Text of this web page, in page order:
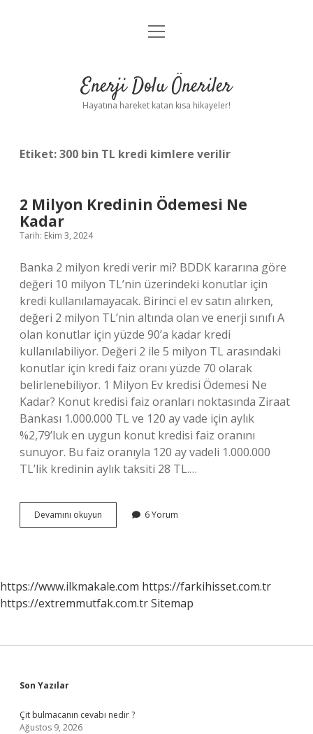
Anasayfa
Yasal Uyarı
menüyü
Enerji Dolu Öneriler
Hayatına hareket katan kısa hikayeler!
Etiket:300 bin TL kredi kimlere verilir
2 Milyon Kredinin Ödemesi Ne
Kadar
Tarih: Ekim 3, 2024
Banka 2 milyon kredi verir mi? BDDK kararına göre
değeri 10 milyon TL’nin üzerindeki konutlar için
kredi kullanılamayacak. Birinci el ev satın alırken,
değeri 2 milyon TL’nin altında olan ve enerji sınıfı A
olan konutlar için yüzde 90’a kadar kredi
kullanılabiliyor. Değeri 2 ile 5 milyon TL arasındaki
konutlar için kredi faiz oranı yüzde 70 olarak
belirlenebiliyor. 1 Milyon Ev kredisi Ödemesi Ne
Kadar? Konut kredisi faiz oranları noktasında Ziraat
Bankası 1.000.000 TL ve 120 ay vade için aylık
%2,79’luk en uygun konut kredisi faiz oranını
sunuyor. Bu faiz oranıyla 120 ay vadeli 1.000.000
TL’lik kredinin aylık taksiti 28 TL.…
Devamını okuyun
Milyon
6 Yorum
https://www.ilkmakale.com https://farkihisset.com.tr
https://extremmutfak.com.trSitemap
Sidebar
Son Yazılar
Çit bulmacanın cevabı nedir ?
Ağustos 9, 2026